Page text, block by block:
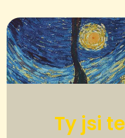
Ty jsi